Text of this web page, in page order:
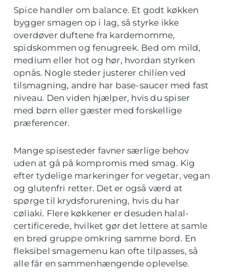
Spice handler om balance. Et godt køkken
bygger smagen op i lag, så styrke ikke
overdøver duftene fra kardemomme,
spidskommen og fenugreek. Bed om mild,
medium eller hot og hør, hvordan styrken
opnås. Nogle steder justerer chilien ved
tilsmagning, andre har base-saucer med fast
niveau. Den viden hjælper, hvis du spiser
med børn eller gæster med forskellige
præferencer.
Mange spisesteder favner særlige behov
uden at gå på kompromis med smag. Kig
efter tydelige markeringer for vegetar, vegan
og glutenfri retter. Det er også værd at
spørge til krydsforurening, hvis du har
cøliaki. Flere køkkener er desuden halal-
certificerede, hvilket gør det lettere at samle
en bred gruppe omkring samme bord. En
fleksibel smagemenu kan ofte tilpasses, så
alle får en sammenhængende oplevelse.